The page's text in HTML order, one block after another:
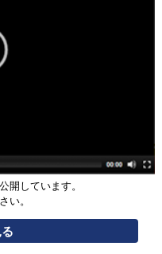
開しています。
い。